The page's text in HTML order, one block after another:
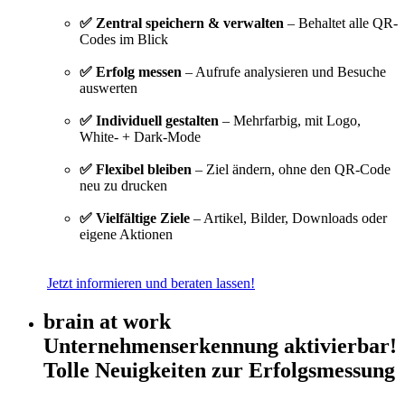
✅ Zentral speichern & verwalten – Behaltet alle QR-
Codes im Blick
✅ Erfolg messen – Aufrufe analysieren und Besuche
auswerten
✅ Individuell gestalten – Mehrfarbig, mit Logo,
White- + Dark-Mode
✅ Flexibel bleiben – Ziel ändern, ohne den QR-Code
neu zu drucken
✅ Vielfältige Ziele – Artikel, Bilder, Downloads oder
eigene Aktionen
Jetzt informieren und beraten lassen!
brain at work
Unternehmenserkennung aktivierbar!
Tolle Neuigkeiten zur Erfolgsmessung